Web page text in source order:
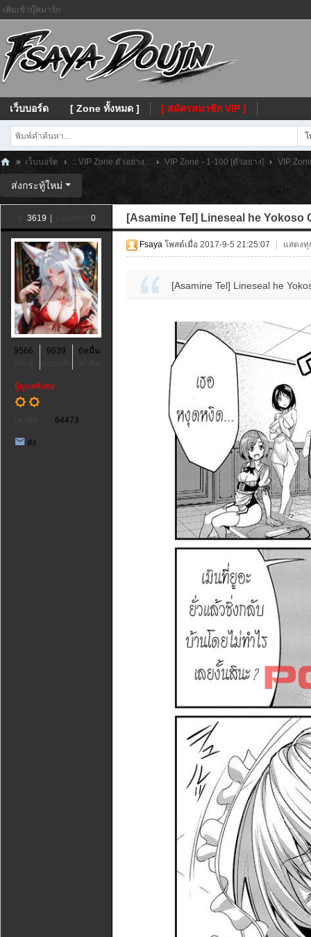
เพิ่มเข้าบุ๊คมาร์ก
เว็บบอร์ด [ Zone ทั้งหมด ] [ สมัครสมาชิก VIP ]
ay
» เว็บบอร์ด › :: VIP Zone ตัวอย่าง :: › VIP Zone - 1-100 [ตัวอย่าง] › VIP
ส่งกระทู้ใหม่
3619 0 [Asamine Tel] Lineseal he Yokoso
9566
9639
6หมื่น
ผู้ดูแลพิเศษ
64473
ส่ง
Fsaya โพสต์เมื่อ 2017-9-5 21:25:07 แสดง
[Asamine Tel] Lineseal he